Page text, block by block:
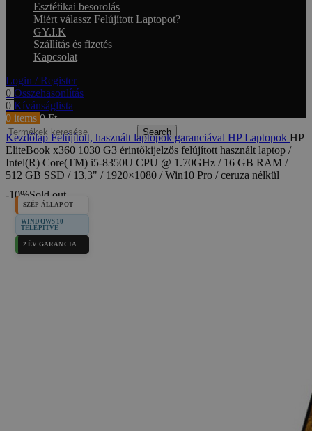
Esztétikai besorolás
Miért válassz Felújított Laptopot?
GY.I.K
Szállítás és fizetés
Kapcsolat
Login / Register
0 Összehasonlítás
0 Kívánságlista
0 items 0Ft
Search
KezdőlapFelújított, használt laptopok garanciával HP Laptopok HP
EliteBook x360 1030 G3 érintőkijelzős felújított használt laptop /
Intel(R) Core(TM) i5-8350U CPU @ 1.70GHz / 16 GB RAM /
512 GB SSD / 13,3" / 1920×1080 / Win10 Pro / ceruza nélkül
-10%Sold out
SZÉP ÁLLAPOT
WINDOWS 10
TELEPÍTVE
2 ÉV GARANCIA